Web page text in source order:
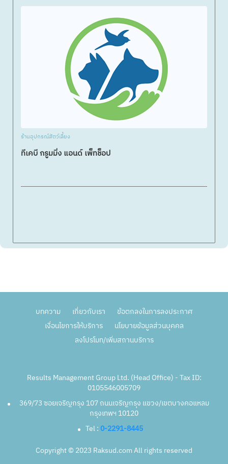
ร้านอุปกรณ์สัตว์เลี้ยง
ทีเคบี กรูมมิ่ง แอนด์ เพ็ทช็อป
บทความ เกี่ยวกับเรา
ข้อตกลงในการลงประกาศ
เงื่อนไขการให้บริการ
นโยบายข้อมูลส่วนบุคคล
ลงโปรโมท/เพิ่มสถานบริการ
Results Management Group Ltd. (Head Office) - Tax ID:
0105546005709
369/73 ซอยเจริญกรุง 107 ถนนเจริญกรุง แขวง/เขตบางคอแหลม
กรุงเทพฯ 10120
Tel : 0-2291-8445
Copyright © 2023 Raksud.com All rights reserved